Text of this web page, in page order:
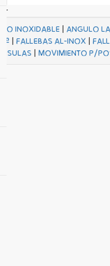
INOXIDABLE| ANGULO
|FALLEBAS AL-INOX |
| MOVIMIENTO P/